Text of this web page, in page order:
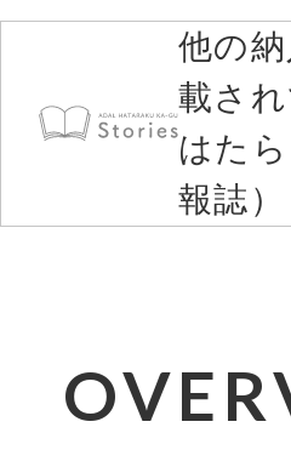
他の
載さ
はた
報誌）